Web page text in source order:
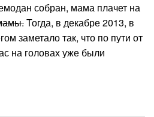
собран, мама плачет на
Тогда, в декабре 2013, в
заметало так, что по пути от
на головах уже были